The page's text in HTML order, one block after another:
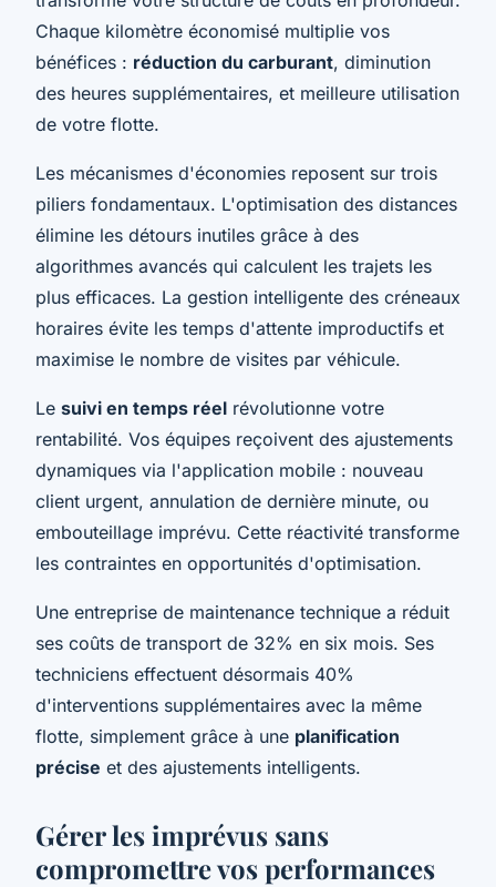
Chaque kilomètre économisé multiplie vos
bénéfices : réduction du carburant, diminution
des heures supplémentaires, et meilleure utilisation
de votre flotte.
Les mécanismes d'économies reposent sur trois
piliers fondamentaux. L'optimisation des distances
élimine les détours inutiles grâce à des
algorithmes avancés qui calculent les trajets les
plus efficaces. La gestion intelligente des créneaux
horaires évite les temps d'attente improductifs et
maximise le nombre de visites par véhicule.
Le suivi en temps réel révolutionne votre
rentabilité. Vos équipes reçoivent des ajustements
dynamiques via l'application mobile : nouveau
client urgent, annulation de dernière minute, ou
embouteillage imprévu. Cette réactivité transforme
les contraintes en opportunités d'optimisation.
Une entreprise de maintenance technique a réduit
ses coûts de transport de 32% en six mois. Ses
techniciens effectuent désormais 40%
d'interventions supplémentaires avec la même
flotte, simplement grâce à une planification
précise et des ajustements intelligents.
Gérer les imprévus sans
compromettre vos performances